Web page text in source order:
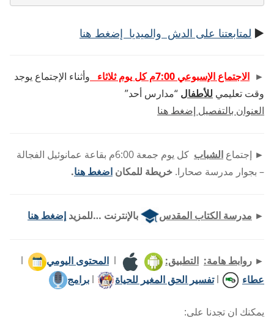
► لمتابعتنا على الدش والميديا إضغط هنا
► الاجتماع الإسبوعي 7:00م كل يوم ثلاثاء
وأثناء الإجتماع يوجد
وقت تعليمي للأطفال “مدارس أحد”
العنوان بالتفصيل إضغط هنا
► إجتماع الشباب
كل يوم جمعة 6:00م بقاعة عمانوئيل الفجالة
– بجوار مدرسة صحارا. خريطة للمكان اضغط هنا.
► مدرسة الكتاب المقدس بالإنترنت …للمزيد إضغط هنا
► روابط هامة: التطبيق: المحتوى اليومي
عطاء
تفسير الحق المغير للحياة برامج
يمكنك ان تجدنا على: